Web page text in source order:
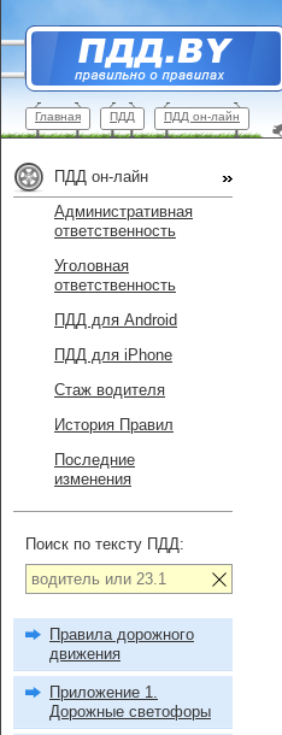
Главная ПДД ПДД он-лайн
ПДД он-лайн
Административная
ответственность
Уголовная
ответственность
ПДД для Android
ПДД для iPhone
Стаж водителя
История Правил
Последние
изменения
Поиск по тексту ПДД:
Правила дорожного
движения
Приложение 1.
Дорожные светофоры